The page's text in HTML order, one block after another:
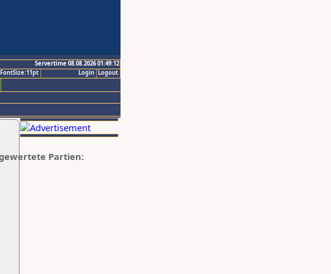
Servertime 08.08.2026 01:49:12
Logout
Login
FontSize:11pt
gewertete Partien: